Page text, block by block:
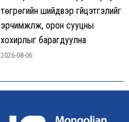
төгрөгийн шийдвэр гүйцэтгэлийг
эрчимжүүлж, орон сууцны
хохирлыг барагдуулна
2026-08-06